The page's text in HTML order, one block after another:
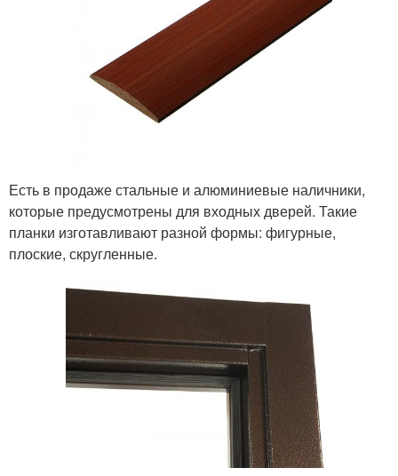
Есть в продаже стальные и алюминиевые наличники,
которые предусмотрены для входных дверей. Такие
планки изготавливают разной формы: фигурные,
плоские, скругленные.